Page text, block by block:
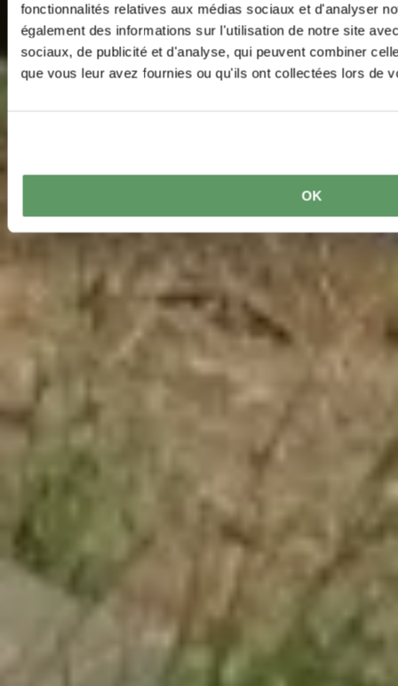
fonctionnalités relatives aux médias sociaux et d'analyser
également des informations sur l'utilisation de notre site
sociaux, de publicité et d'analyse, qui peuvent combiner
que vous leur avez fournies ou qu'ils ont collectées lors de
OK